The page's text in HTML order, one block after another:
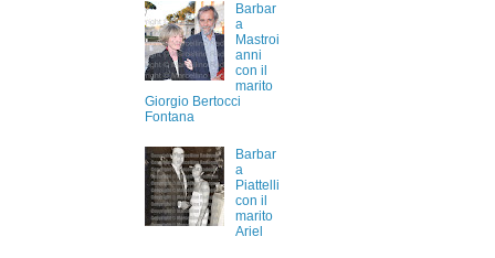
Barbar
a
Mastroi
anni
con il
marito
Giorgio Bertocci
Fontana
Barbar
a
Piattelli
con il
marito
Ariel